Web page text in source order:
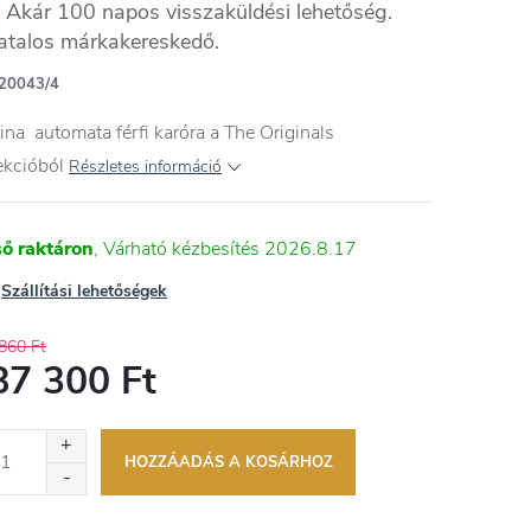
Akár 100 napos visszaküldési lehetőség.
márkakereskedő.
4
automata férfi karóra a The Originals
Részletes információ
raktáron 2026.8.17
Szállítási lehetőségek
Ft
300 Ft
HOZZÁADÁS A KOSÁRHOZ